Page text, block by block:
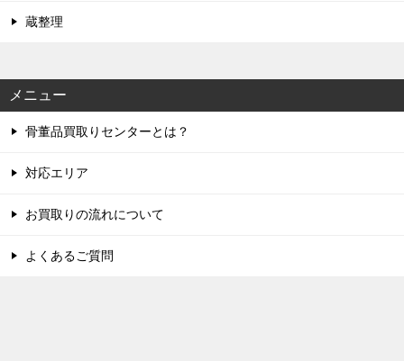
蔵整理
メニュー
骨董品買取りセンターとは？
対応エリア
お買取りの流れについて
よくあるご質問